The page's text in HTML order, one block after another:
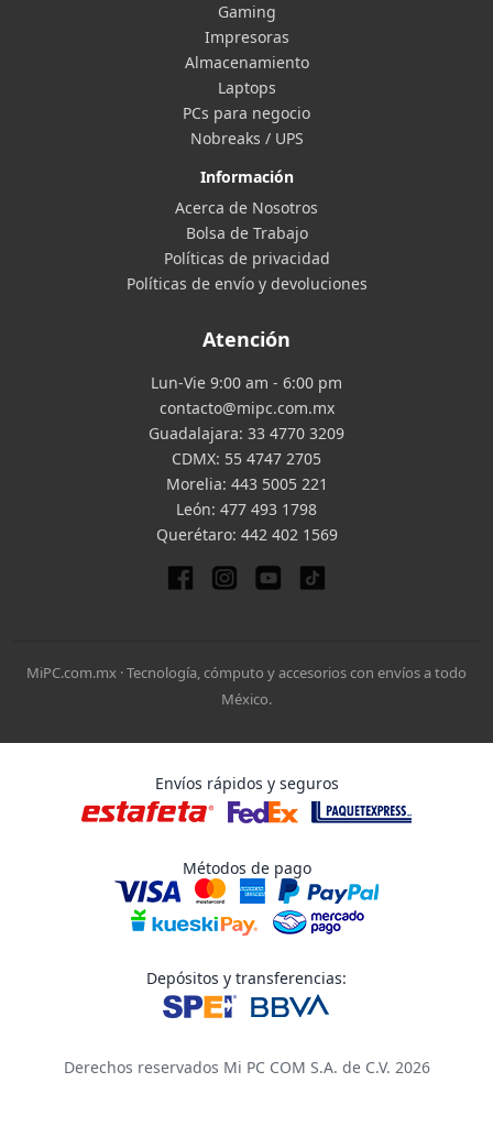
Gaming
Impresoras
Almacenamiento
Laptops
PCs para negocio
Nobreaks / UPS
Información
Acerca de Nosotros
Bolsa de Trabajo
Políticas de privacidad
Políticas de envío y devoluciones
Atención
Lun-Vie 9:00 am - 6:00 pm
contacto@mipc.com.mx
Guadalajara: 33 4770 3209
CDMX: 55 4747 2705
Morelia: 443 5005 221
León: 477 493 1798
Querétaro: 442 402 1569
MiPC.com.mx · Tecnología, cómputo y accesorios con envíos a todo
México.
Envíos rápidos y seguros
Métodos de pago
Depósitos y transferencias:
Derechos reservados Mi PC COM S.A. de C.V. 2026